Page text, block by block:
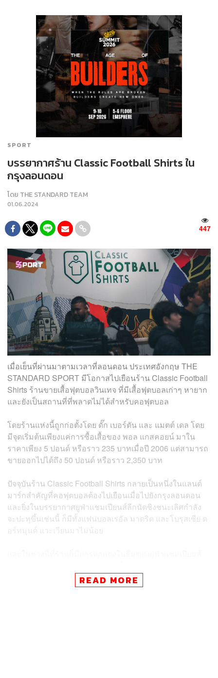
SPORT
บรรยากาศร้าน Classic Football Shirts ใน
กรุงลอนดอน
โดย THE STANDARD TEAM
01.06.2024
447
เมื่อเย็นที่ผ่านมาตามเวลาที่ลอนดอน ประเทศอังกฤษ THE
STANDARD SPORT มีโอกาสไปเยือนร้าน Classic Football
Shirts ร้านขายเสื้อฟุตบอลวินเทจ ที่มีเสื้อฟุตบอลเก่าๆ หายาก
และยังเป็นสถานที่ที่พลาดไม่ได้สำหรับคอฟุตบอล
โดยร้านแห่งนี้ถูกก่อตั้งโดย ดั๊ก เบอร์ตัน และ แมตต์ เดล โดย
มีจุดเริ่มต้นเพียงแค่การซื้อเสื้อของ พอล แกสคอยน์ มาใน
ราคาเพียง 5 ปอนด์ หรือราว 235 บาทเมื่อปี 2006 แต่สามารถ
ขายออกไปได้ถึง 50 ปอนด์ หรือราว 2,350 บาท
ปัจจุบันร้าน Classic Football Shirts กลายเป็นหนึ่งในแลนด์
มาร์กสำคัญที่คอฟุตบอลต้องไปเยือนเมื่อไปยังกรุงลอนดอน
และยิ่งในบรรยากาศยูฟ่าแชมเปียนส์ลีกนัดชิงชนะเลิศกำลัง
จะปะทุขึ้นเช่นนี้ ก็มีทั้งแฟนบอลเรอัล มาดริด และโบรุสเซีย ด
อร์ทมุนด์ แวะเวียนมาไม่น้อย
และเรอัล มาดริด คู่ชิงชนะเลิศที่จะมีการเตะกันที่เวมบลีย์ใน
READ MORE